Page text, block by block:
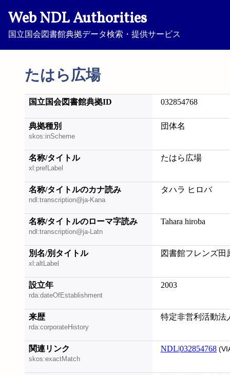
Web NDL Authorities
国立国会図書館典拠データ検索・提供サービス
たはら広場
国立国会図書館典拠ID 032854768
典拠種別
skos:inScheme
団体名
名称/タイトル
xl:prefLabel
たはら広場
名称/タイトルのカナ読み
ndl:transcription@ja-Kana
タハラ ヒロバ
名称/タイトルのローマ字読み
ndl:transcription@ja-Latn
Tahara hiroba
別名/別タイトル
xl:altLabel
図書館フレンズ田
設立年
rda:dateOfEstablishment
2003
来歴
rda:corporateHistory
特定非営利活動法
関連リンク
skos:exactMatch
NDL|032854768